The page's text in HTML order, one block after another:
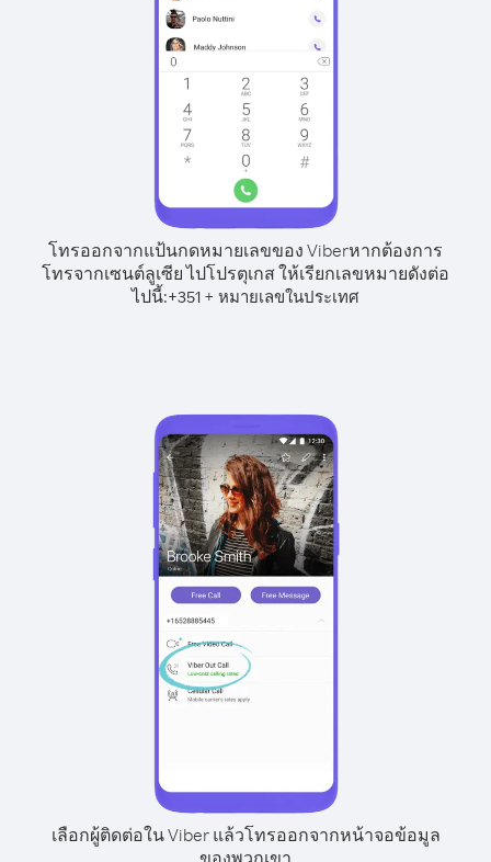
โทรออกจากแป้นกดหมายเลขของ Viberหากต้องการ
โทรจากเซนต์ลูเซีย ไปโปรตุเกส ให้เรียกเลขหมายดังต่อ
ไปนี้:+351 + หมายเลขในประเทศ
เลือกผู้ติดต่อใน Viber แล้วโทรออกจากหน้าจอข้อมูล
ของพวกเขา